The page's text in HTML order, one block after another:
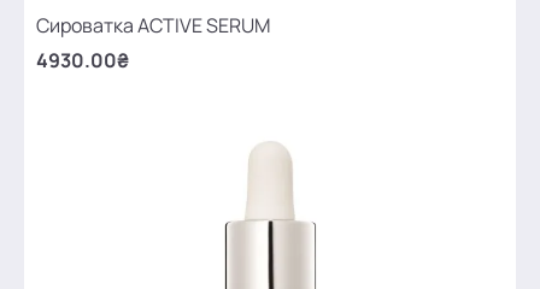
Сироватка ACTIVE SERUM
4930.00₴